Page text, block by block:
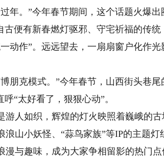
。”今年春节期间，这个话题火爆出
古便有新春燃灯驱邪、守宅祈福的传
动作”。远远望去，一扇扇窗户化作
克模式。”今年春节，山西街头巷尾
“太好看了，狠狠心动”。
人如织，辉煌的灯火映照着巍峨的古
山小妖怪、“蒜鸟家族”等IP的主题
与趣味，成为大家争相留影的热门点